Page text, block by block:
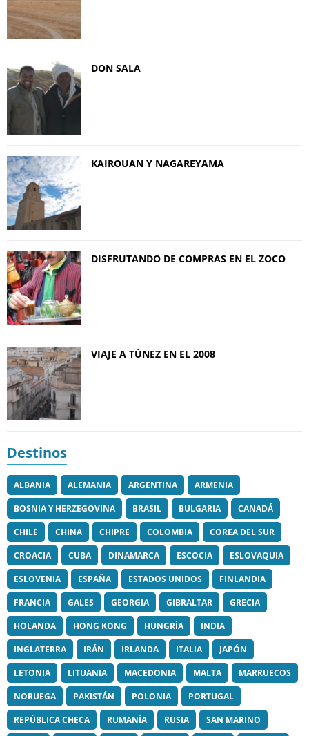
DON SALA
KAIROUAN Y NAGAREYAMA
DISFRUTANDO DE COMPRAS EN EL ZOCO
VIAJE A TÚNEZ EN EL 2008
Destinos
ALBANIA ALEMANIA ARGENTINA
ARMENIA
BOSNIA Y HERZEGOVINA
BRASIL BULGARIA
CANADÁ
CHILE
CHINA CHIPRE COLOMBIA
COREA DEL SUR
CROACIA
CUBA DINAMARCA ESCOCIA
ESLOVAQUIA
ESLOVENIA
ESPAÑA ESTADOS UNIDOS
FINLANDIA
FRANCIA
GALES GEORGIA GIBRALTAR
GRECIA
HOLANDA
HONG KONG HUNGRÍA
INDIA
INGLATERRA
IRÁN IRLANDA ITALIA
JAPÓN
LETONIA
LITUANIA MACEDONIA MALTA
MARRUECOS
NORUEGA
PAKISTÁN POLONIA
PORTUGAL
REPÚBLICA CHECA
RUMANÍA RUSIA SAN MARINO